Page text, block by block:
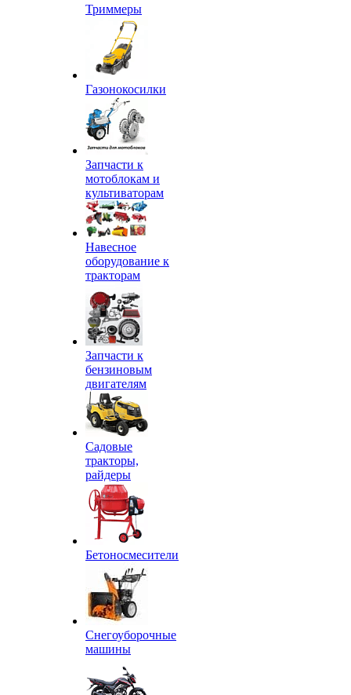
Триммеры
Газонокосилки
Запчасти к
мотоблокам и
культиваторам
Навесное
оборудование к
тракторам
Запчасти к
бензиновым
двигателям
Садовые
тракторы,
райдеры
Бетоносмесители
Снегоуборочные
машины